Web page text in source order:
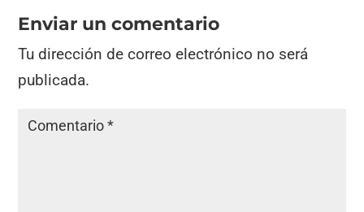
Enviar un comentario
Tu dirección de correo electrónico no será
publicada.